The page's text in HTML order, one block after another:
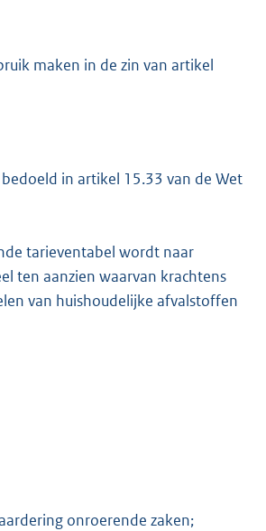
maken in de zin van artikel
in artikel 15.33 van de Wet
tarieventabel wordt naar
ten aanzien waarvan krachtens
van huishoudelijke afvalstoffen
onroerende zaken;